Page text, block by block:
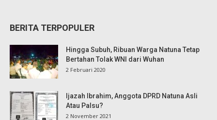
BERITA TERPOPULER
Hingga Subuh, Ribuan Warga Natuna Tetap
Bertahan Tolak WNI dari Wuhan
2 Februari 2020
Ijazah Ibrahim, Anggota DPRD Natuna Asli
Atau Palsu?
2 November 2021